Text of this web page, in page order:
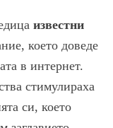
известни
което доведе
в интернет.
стимулираха
си, което